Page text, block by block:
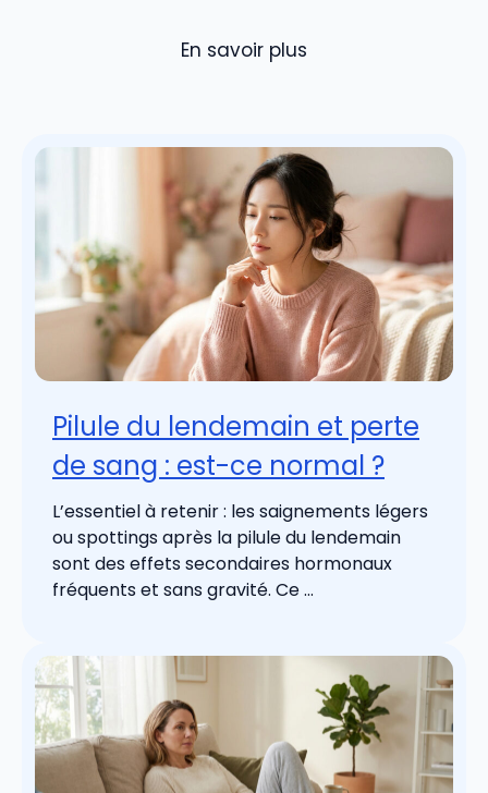
En savoir plus
Pilule du lendemain et perte
de sang : est-ce normal ?
L’essentiel à retenir : les saignements légers
ou spottings après la pilule du lendemain
sont des effets secondaires hormonaux
fréquents et sans gravité. Ce ...